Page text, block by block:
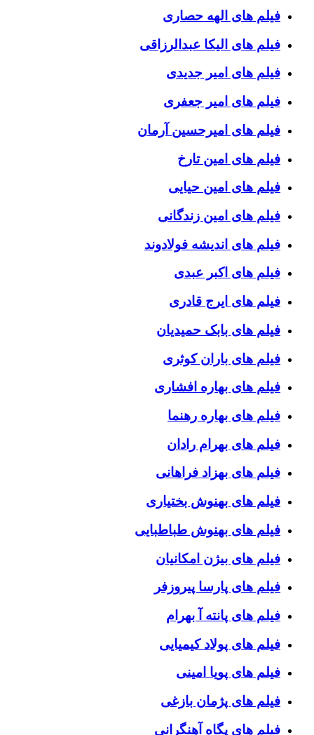
فیلم های الهه حصاری
فیلم های الیکا عبدالرزاقی
فیلم های امیر جدیدی
فیلم های امیر جعفری
فیلم های امیرحسین آرمان
فیلم های امین تارخ
فیلم های امین حیایی
فیلم های امین زندگانی
فیلم های اندیشه فولادوند
فیلم های اکبر عبدی
فیلم های ایرج قادری
فیلم های بابک حمیدیان
فیلم های باران کوثری
فیلم های بهاره افشاری
فیلم های بهاره رهنما
فیلم های بهرام رادان
فیلم های بهزاد فراهانی
فیلم های بهنوش بختیاری
فیلم های بهنوش طباطبایی
فیلم های بیژن امکانیان
فیلم های پارسا پیروزفر
فیلم های پانته آ بهرام
فیلم های پولاد کیمیایی
فیلم های پویا امینی
فیلم های پژمان بازغی
فیلم های پگاه آهنگرانی